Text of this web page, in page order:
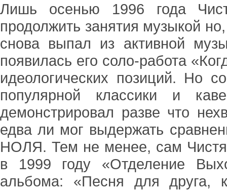
Лишь осенью 1996 года
продолжить занятия музыкой
снова выпал из активной
появилась его соло-работа
идеологических позиций. Но
популярной классики и
демонстрировал разве что
едва ли мог выдержать
НОЛЯ. Тем не менее, сам
в 1999 году «Отделение
альбома: «Песня для друга,